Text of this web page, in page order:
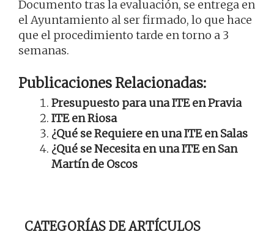
Documento tras la evaluación, se entrega en
el Ayuntamiento al ser firmado, lo que hace
que el procedimiento tarde en torno a 3
semanas.
Publicaciones Relacionadas:
Presupuesto para una ITE en Pravia
ITE en Riosa
¿Qué se Requiere en una ITE en Salas
¿Qué se Necesita en una ITE en San
Martín de Oscos
CATEGORÍAS DE ARTÍCULOS